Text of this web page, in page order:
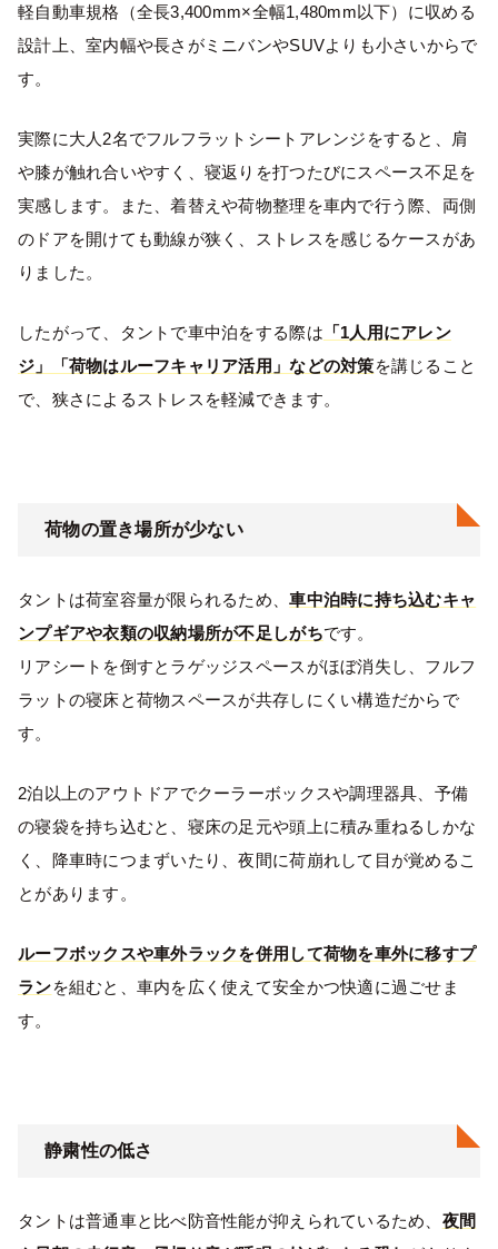
軽自動車規格（全長3,400mm×全幅1,480mm以下）に収める
設計上、室内幅や長さがミニバンやSUVよりも小さいからで
す。
実際に大人2名でフルフラットシートアレンジをすると、肩
や膝が触れ合いやすく、寝返りを打つたびにスペース不足を
実感します。また、着替えや荷物整理を車内で行う際、両側
のドアを開けても動線が狭く、ストレスを感じるケースがあ
りました。
したがって、タントで車中泊をする際は 「1人用にアレン
ジ」「荷物はルーフキャリア活用」などの対策を講じること
で、狭さによるストレスを軽減できます。
荷物の置き場所が少ない
タントは荷室容量が限られるため、車中泊時に持ち込むキャ
ンプギアや衣類の収納場所が不足しがちです。
リアシートを倒すとラゲッジスペースがほぼ消失し、フルフ
ラットの寝床と荷物スペースが共存しにくい構造だからで
す。
2泊以上のアウトドアでクーラーボックスや調理器具、予備
の寝袋を持ち込むと、寝床の足元や頭上に積み重ねるしかな
く、降車時につまずいたり、夜間に荷崩れして目が覚めるこ
とがあります。
ルーフボックスや車外ラックを併用して荷物を車外に移すプ
ランを組むと、車内を広く使えて安全かつ快適に過ごせま
す。
静粛性の低さ
タントは普通車と比べ防音性能が抑えられているため、 夜間